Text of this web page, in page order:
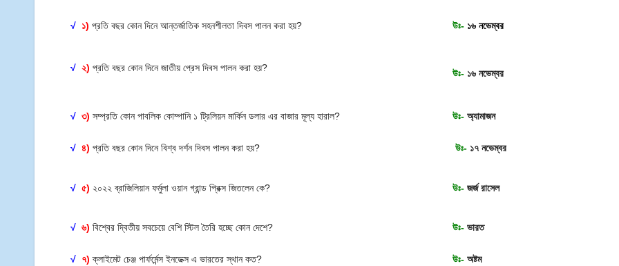
√ ১) প্রতি বছর কোন দিনে আন্তর্জাতিক সহনশীলতা দিবস পালন করা হয়? উঃ- ১৬ নভেম্বর
√ ২) প্রতি বছর কোন দিনে জাতীয় প্রেস দিবস পালন করা হয়? উঃ- ১৬ নভেম্বর
√ ৩) সম্প্রতি কোন পাবলিক কোম্পানি ১ ট্রিলিয়ন মার্কিন ডলার এর বাজার মূল্য হারাল? উঃ- অ্যামাজন
√ ৪) প্রতি বছর কোন দিনে বিশ্ব দর্শন দিবস পালন করা হয়? উঃ- ১৭ নভেম্বর
√ ৫) ২০২২ ব্রাজিলিয়ান ফর্মুলা ওয়ান গ্রান্ড প্রিক্স জিতলেন কে? উঃ- জর্জ রাসেল
√ ৬) বিশ্বের দ্বিতীয় সবচেয়ে বেশি স্টিল তৈরি হচ্ছে কোন দেশে? উঃ- ভারত
√ ৭) ক্লাইমেট চেঞ্জ পার্ফর্মেন্স ইনডেক্স এ ভারতের স্থান কত? উঃ- অষ্টম